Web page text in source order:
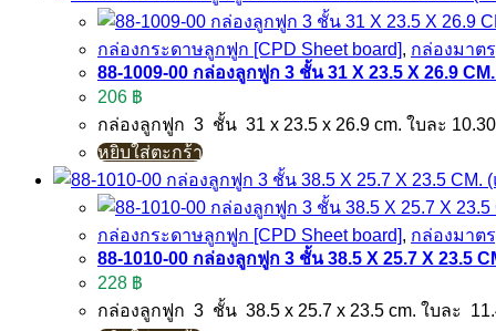
กล่องกระดาษลูกฟูก [CPD Sheet board], กล่องมาต
88-1009-00 กล่องลูกฟูก 3 ชั้น 31 X 23.5 X 26.9
206 ฿
กล่องลูกฟูก 3 ชั้น 31 x 23.5 x 26.9 cm. ใบละ
หยิบใส่ตะกร้า
กล่องกระดาษลูกฟูก [CPD Sheet board], กล่องมาต
88-1010-00 กล่องลูกฟูก 3 ชั้น 38.5 X 25.7 X 23.5
228 ฿
กล่องลูกฟูก 3 ชั้น 38.5 x 25.7 x 23.5 cm. ใบละ